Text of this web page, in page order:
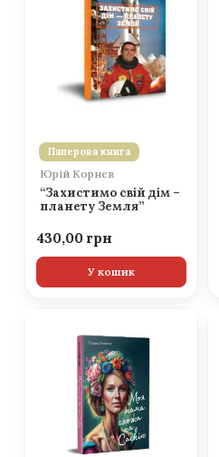
Паперова книга
Юрій Корнєв
“Захистимо свій дім –
планету Земля”
430,00
У кошик